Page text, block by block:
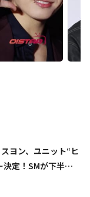
ヨン、ユニット“ヒ
決定！SMが下半期